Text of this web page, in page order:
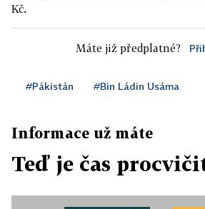
Kč.
Máte již předplatné?
#Pákistán #Bin Ládin Usáma
Informace už máte
Teď je čas